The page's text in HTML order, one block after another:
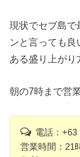
現状でセブ島で
ンと言っても
ある盛り上がり
朝の7時まで営
電話：+63
営業時間：21